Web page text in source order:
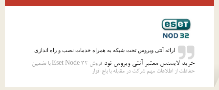
ارائه آنتی ویروس تحت شبکه به همراه خدمات نصب و راه اندازی
خرید لایسنس معتبر آنتی ویروس نود
فروش 32 Eset Node با تضمین
حفاظت از اطلاعات مهم شرکت در مقابله با باج افزار